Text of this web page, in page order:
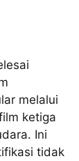
melalui
ketiga
Ini
tidak